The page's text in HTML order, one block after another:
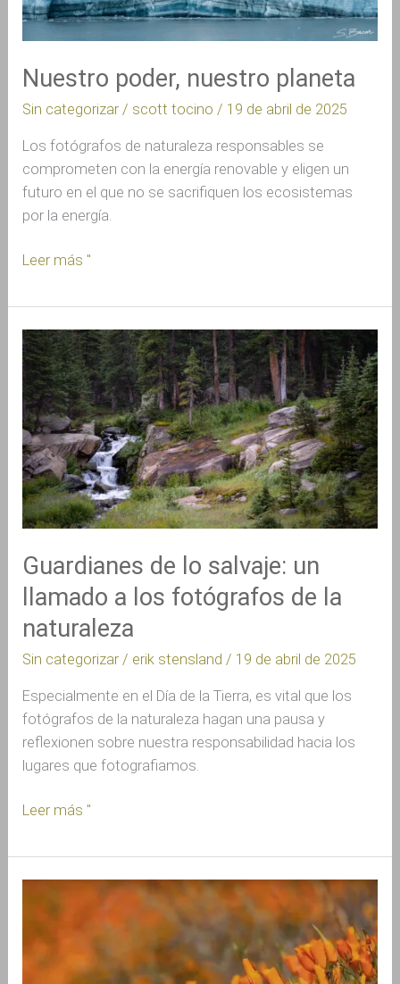
Nuestro poder, nuestro planeta
Sin categorizar / scott tocino/ 19 de abril de 2025
Los fotógrafos de naturaleza responsables se
comprometen con la energía renovable y eligen un
futuro en el que no se sacrifiquen los ecosistemas
por la energía.
Leer más "
Guardianes de lo salvaje: un
llamado a los fotógrafos de la
naturaleza
Sin categorizar / erik stensland/ 19 de abril de 2025
Especialmente en el Día de la Tierra, es vital que los
fotógrafos de la naturaleza hagan una pausa y
reflexionen sobre nuestra responsabilidad hacia los
lugares que fotografiamos.
Guardianes
de
lo
salvaje:
un
llamado
a
los
fotógrafos
la
naturaleza
Leer más "
mundo
es